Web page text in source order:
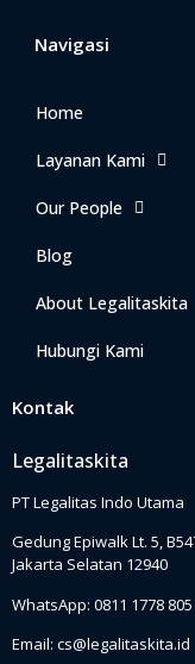
Navigasi
Home
Layanan Kami
Our People
Blog
About Legalitaskita
Hubungi Kami
Kontak
Legalitaskita
PT Legalitas Indo Utama
Gedung Epiwalk Lt. 5,
Jakarta Selatan 12940
WhatsApp: 0811 1778 805
Email: cs@legalitaskita.id